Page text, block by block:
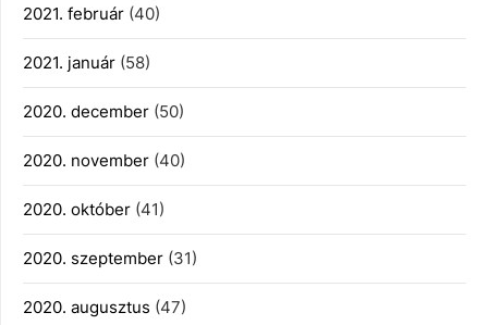
2021. február (40)
2021. január (58)
2020. december (50)
2020. november (40)
2020. október (41)
2020. szeptember (31)
2020. augusztus (47)